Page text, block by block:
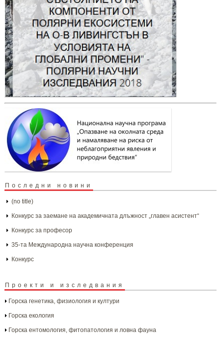
Последни новини
(no title)
Конкурс за заемане на академичната длъжност „главен асистент“
Конкурс за професор
35-та Международна научна конференция
Конкурс
Проекти и изследвания
Горска генетика, физиология и култури
Горска екология
Горска ентомология, фитопатология и ловна фауна